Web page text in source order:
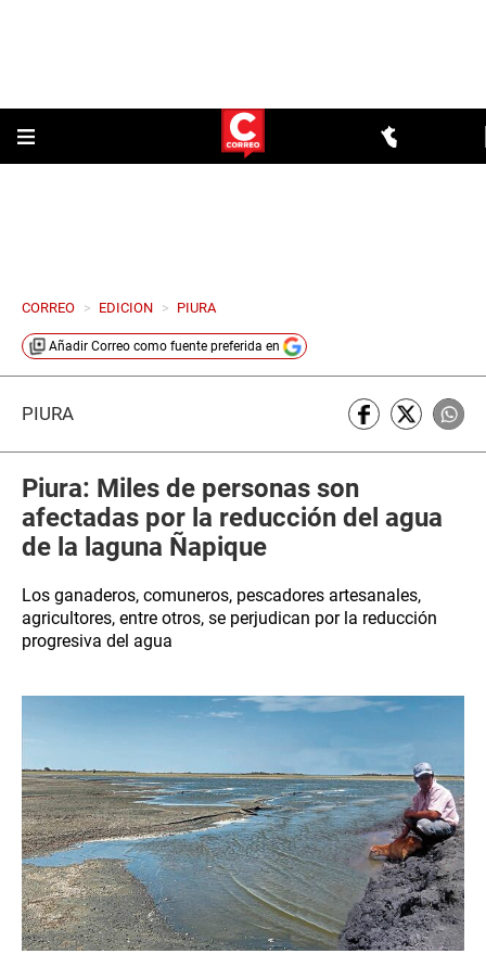
CORREO > EDICION > PIURA
Añadir Correo como fuente preferida en
PIURA
Piura: Miles de personas son
afectadas por la reducción del agua
de la laguna Ñapique
Los ganaderos, comuneros, pescadores artesanales,
agricultores, entre otros, se perjudican por la reducción
progresiva del agua